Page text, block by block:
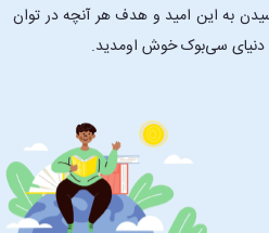
به این امید و هدف هر آنچه در توان
دنیای سی‌بوک خوش اومدید.